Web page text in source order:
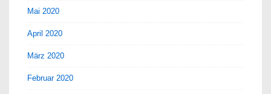
Mai 2020
April 2020
März 2020
Februar 2020